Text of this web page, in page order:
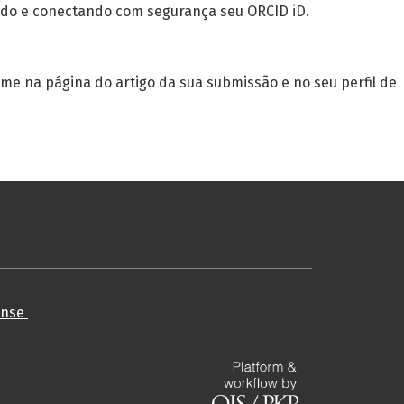
e conectando com segurança seu ORCID iD.
na página do artigo da sua submissão e no seu perfil de